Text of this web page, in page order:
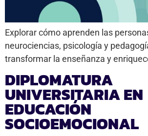
Explorar cómo aprenden las
neurociencias, psicología y
transformar la enseñanza y
DIPLOMATURA
UNIVERSITARIA EN
EDUCACIÓN
SOCIOEMOCIONAL